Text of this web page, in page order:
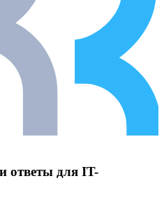
ответы для IT-